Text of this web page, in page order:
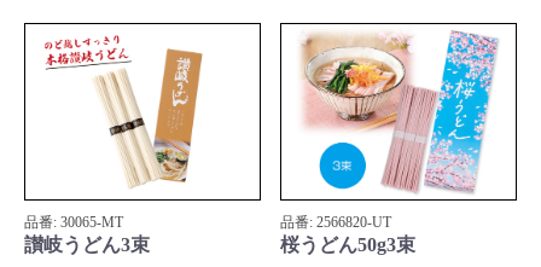
品番: 30065-MT
讃岐うどん3束
品番: 2566820-UT
桜うどん50g3束